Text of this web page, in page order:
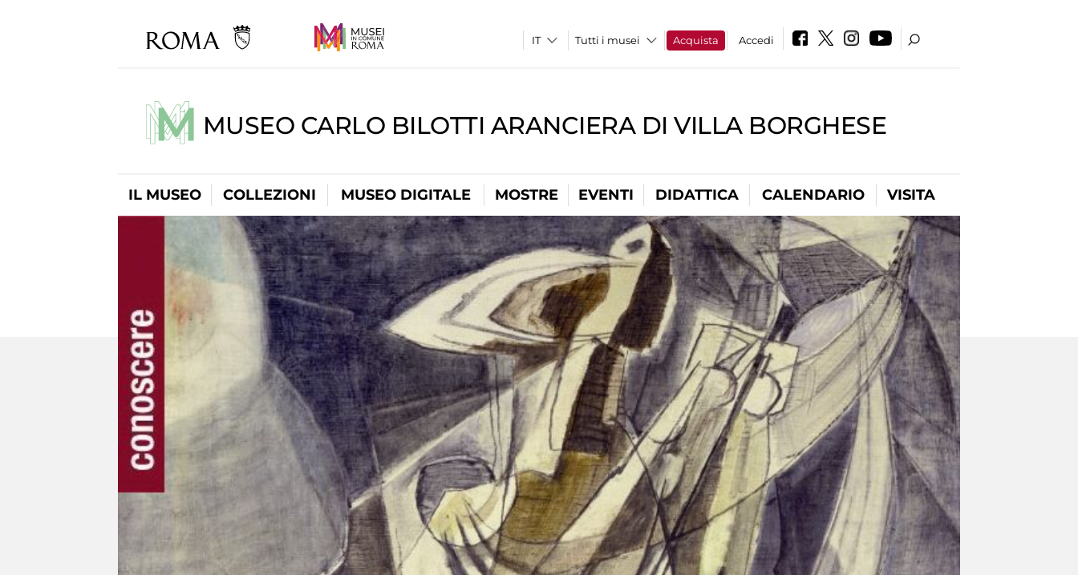
Tutti i musei Acquista Accedi
MUSEO CARLO BILOTTI ARANCIERA DI VILLA BORGHESE
IL MUSEO COLLEZIONI MUSEO DIGITALE MOSTRE EVENTI DIDATTICA CALENDARIO VISITA